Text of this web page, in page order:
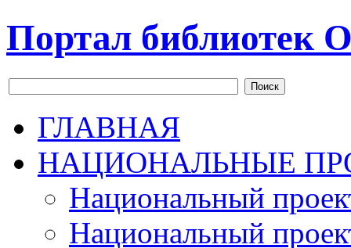
Портал библиотек
Поиск
ГЛАВНАЯ
НАЦИОНАЛЬНЫЕ
Национальный
Национальный